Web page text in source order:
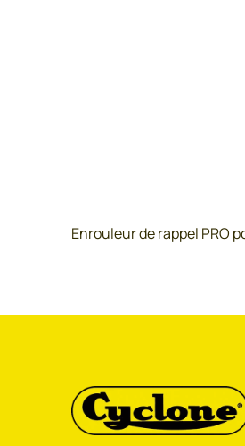
Enrouleur de rappel PRO